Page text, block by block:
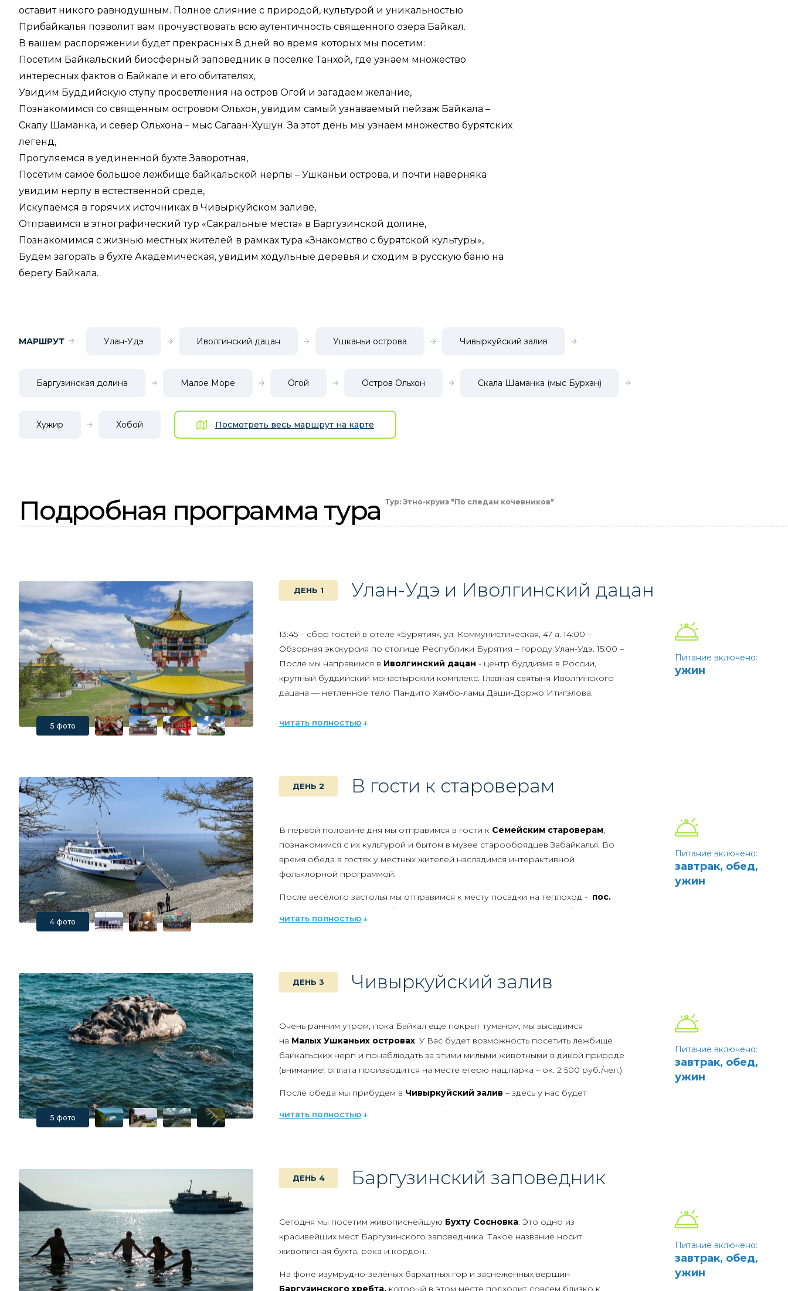
оставит никого равнодушным. Полное слияние с природой, культурой и уникальностью
Прибайкалья позволит вам прочувствовать всю аутентичность священного озера Байкал.
В вашем распоряжении будет прекрасных 8 дней во время которых мы посетим:
Посетим Байкальский биосферный заповедник в посёлке Танхой, где узнаем множество
интересных фактов о Байкале и его обитателях,
Увидим Буддийскую ступу просветления на остров Огой и загадаем желание,
Познакомимся со священным островом Ольхон, увидим самый узнаваемый пейзаж Байкала –
Скалу Шаманка, и север Ольхона – мыс Сагаан-Хушун. За этот день мы узнаем множество бурятских
легенд,
Прогуляемся в уединенной бухте Заворотная,
Посетим самое большое лежбище байкальской нерпы – Ушканьи острова, и почти наверняка
увидим нерпу в естественной среде,
Искупаемся в горячих источниках в Чивыркуйском заливе,
Отправимся в этнографический тур «Сакральные места» в Баргузинской долине,
Познакомимся с жизнью местных жителей в рамках тура «Знакомство с бурятской культуры»,
Будем загорать в бухте Академическая, увидим ходульные деревья и сходим в русскую баню на
берегу Байкала.
МАРШРУТ Улан-Удэ Иволгинский дацан Ушканьи острова Чивыркуйский залив
Баргузинская долина Малое Море Огой Остров Ольхон Скала Шаманка (мыс Бурхан)
Хужир Хобой Посмотреть весь маршрут на карте
Подробная программа тура Тур: Этно-круиз "По следам кочевников"
5 фото
Питание включено:
ужин
ДЕНЬ 1 Улан-Удэ и Иволгинский дацан
13:45 – сбор гостей в отеле «Бурятия», ул. Коммунистическая, 47 а. 14:00 –
Обзорная экскурсия по столице Республики Бурятия – городу Улан-Удэ. 15:00 –
После мы направимся в Иволгинский дацан - центр буддизма в России,
крупный буддийский монастырский комплекс. Главная святыня Иволгинского
дацана — нетленное тело Пандито Хамбо-ламы Даши-Доржо Итигэлова.
познакомитесь друг с другом.
читать полностью
4 фото
Питание включено:
завтрак, обед,
ужин
ДЕНЬ 2 В гости к староверам
В первой половине дня мы отправимся в гости к Семейским староверам,
познакомимся с их культурой и бытом в музее старообрядцев Забайкалья. Во
время обеда в гостях у местных жителей насладимся интерактивной
фольклорной программой.
После весёлого застолья мы отправимся к месту посадки на теплоход - пос.
, маршрут в 260 км будет наполнен живописными видами побережья
Байкала и солнечными пейзажами Бурятии.
Круиз начинается! Мы отправляемся наМалые Ушканьи острова
читать полностью
5 фото
Питание включено:
завтрак, обед,
ужин
ДЕНЬ 3 Чивыркуйский залив
Очень ранним утром, пока Байкал еще покрыт туманом, мы высадимся
на Малых Ушканьих островах. У Вас будет возможность посетить лежбище
байкальских нерп и понаблюдать за этими милыми животными в дикой природе
(внимание! оплата производится на месте егерю нац.парка – ок. 2 500 руб./чел.)
После обеда мы прибудем в Чивыркуйский залив – здесь у нас будет
достаточно времени для солнечных байкальских ванн и купания в Байкале. А
для тех, кому байкальская водичка все еще кажется слишком холодной, здесь
Сегодня мы пройдем по Байкалу 180 км!
читать полностью
Питание включено:
завтрак, обед,
ужин
ДЕНЬ 4 Баргузинский заповедник
Сегодня мы посетим живописнейшую Бухту Сосновка. Это одно из
красивейших мест Баргузинского заповедника. Такое название носит
живописная бухта, река и кордон.
На фоне изумрудно-зелёных бархатных гор и заснеженных вершин
Баргузинского хребта, который в этом месте подходит совсем близко к